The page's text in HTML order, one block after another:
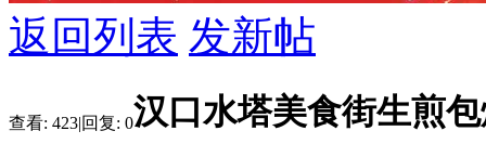
返回列表 发新帖
查看: 423|回复: 0汉口水塔美食街生煎